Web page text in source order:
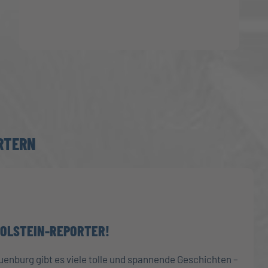
REPORTER!
gibt es viele tolle und spannende Geschichten –